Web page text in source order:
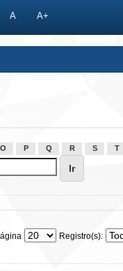
A A+
O P Q R S T
Registro(s):